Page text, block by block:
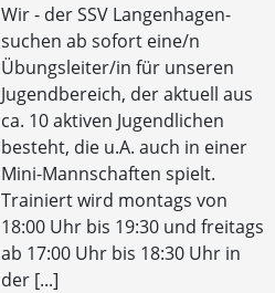
Wir - der SSV Langenhagen-
suchen ab sofort eine/n
Übungsleiter/in für unseren
Jugendbereich, der aktuell aus
ca. 10 aktiven Jugendlichen
besteht, die u.A. auch in einer
Mini-Mannschaften spielt.
Trainiert wird montags von
18:00 Uhr bis 19:30 und freitags
ab 17:00 Uhr bis 18:30 Uhr in
der [...]